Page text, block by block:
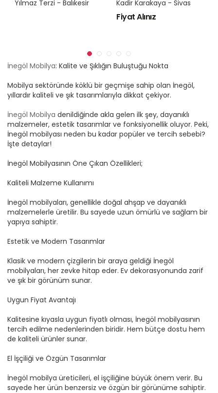
Yılmaz Terzi - Balıkesir Kadir Karakaya - Sivas
Fiyat Alınız
İnegöl Mobilya: Kalite ve Şıklığın Buluştuğu Nokta
Mobilya sektöründe köklü bir geçmişe sahip olan İnegöl,
yıllardır kaliteli ve şık tasarımlarıyla dikkat çekiyor.
İnegöl Mobilya denildiğinde akla gelen ilk şey, dayanıklı
malzemeler, estetik tasarımlar ve fonksiyonellik oluyor. Peki,
İnegöl mobilyası neden bu kadar popüler ve tercih sebebi?
İşte detaylar!
İnegöl Mobilyasının Öne Çıkan Özellikleri;
Kaliteli Malzeme Kullanımı
İnegöl mobilyaları, genellikle doğal ahşap ve dayanıklı
malzemelerle üretilir. Bu sayede uzun ömürlü ve sağlam bir
yapıya sahiptir.
Estetik ve Modern Tasarımlar
Klasik ve modern çizgilerin bir araya geldiği İnegöl
mobilyaları, her zevke hitap eder. Ev dekorasyonunda zarif
ve şık bir görünüm sunar.
Uygun Fiyat Avantajı
Kalitesine kıyasla uygun fiyatlı olması, İnegöl mobilyasının
tercih edilme nedenlerinden biridir. Hem bütçe dostu hem
de kaliteli ürünler sunar.
El İşçiliği ve Özgün Tasarımlar
İnegöl mobilya üreticileri, el işçiliğine büyük önem verir. Bu
sayede her ürün benzersiz ve özgün bir görünüme sahiptir.